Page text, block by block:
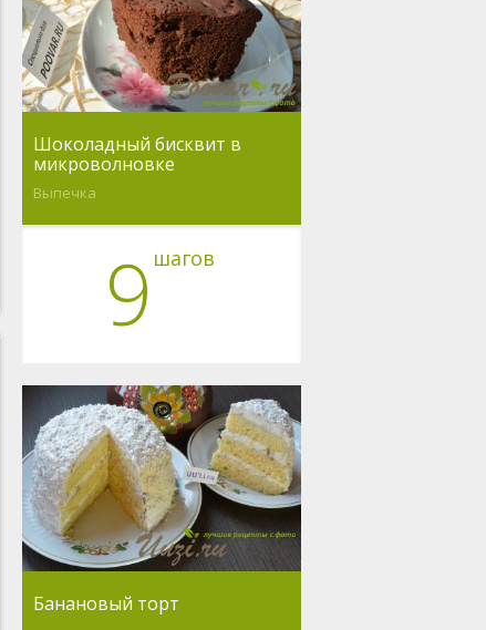
Шоколадный бисквит в
микроволновке
Выпечка
9 шагов
Банановый торт